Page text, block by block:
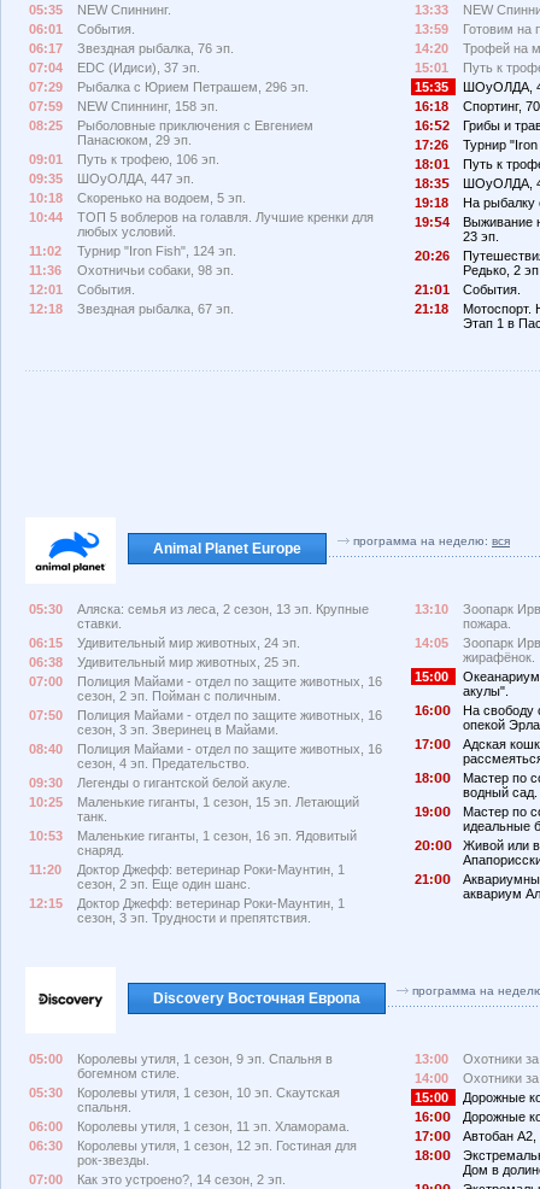
05:35
NEW Спиннинг.
06:01
События.
06:17
Звездная рыбалка, 76 эп.
07:04
EDC (Идиси), 37 эп.
07:29
Рыбалка с Юрием Петрашем, 296 эп.
07:59
NEW Спиннинг, 158 эп.
08:25
Рыболовные приключения с Евгением
Панасюком, 29 эп.
09:01
Путь к трофею, 106 эп.
09:35
ШОуОЛДА, 447 эп.
10:18
Скоренько на водоем, 5 эп.
10:44
ТОП 5 воблеров на голавля. Лучшие кренки для
любых условий.
11:02
Турнир "Iron Fish", 124 эп.
11:36
Охотничьи собаки, 98 эп.
12:01
События.
12:18
Звездная рыбалка, 67 эп.
13:33
NEW
13:59
Готовим на
14:20
Трофей на
15:01
Путь к
15:35
ШОуОЛДА,
16:18
Спортинг,
16:
2
Грибы и
17:26
Турнир
18:
1
Путь к
18:3
ШОуОЛДА,
19:18
На рыбалку
19:
4
Выживание
23 эп.
2
:26
Редько, 2
21:
1
События.
21:18
Мотоспорт.
Этап 1 в
Animal Planet Europe программа на неделю: вся
05:30
Аляска: семья из леса, 2 сезон, 13 эп. Крупные
ставки.
06:15
Удивительный мир животных, 24 эп.
06:38
Удивительный мир животных, 25 эп.
07:00
Полиция Майами - отдел по защите животных, 16
сезон, 2 эп. Пойман с поличным.
07:50
Полиция Майами - отдел по защите животных, 16
сезон, 3 эп. Зверинец в Майами.
08:40
Полиция Майами - отдел по защите животных, 16
сезон, 4 эп. Предательство.
09:30
Легенды о гигантской белой акуле.
10:25
Маленькие гиганты, 1 сезон, 15 эп. Летающий
танк.
10:53
Маленькие гиганты, 1 сезон, 16 эп. Ядовитый
снаряд.
11:20
Доктор Джефф: ветеринар Роки-Маунтин, 1
сезон, 2 эп. Еще один шанс.
12:15
Доктор Джефф: ветеринар Роки-Маунтин, 1
сезон, 3 эп. Трудности и препятствия.
13:10
Зоопарк
пожара.
14:05
Зоопарк
жирафёнок.
15:00
акулы".
16:
На свободу
опекой
17:
Адская
18:
Мастер по
водный сад.
19:
Мастер по
идеальные
2
:
Живой или
21:
аквариум
Discovery Восточная Европа программа на
05:00
Королевы утиля, 1 сезон, 9 эп. Спальня в
богемном стиле.
05:30
Королевы утиля, 1 сезон, 10 эп. Скаутская
спальня.
06:00
Королевы утиля, 1 сезон, 11 эп. Хламорама.
06:30
Королевы утиля, 1 сезон, 12 эп. Гостиная для
рок-звезды.
07:00
Как это устроено?, 14 сезон, 2 эп.
13:00
Охотники
14:00
Охотники
15:00
Дорожные
16:
Дорожные
17:
Автобан А2,
18:
Дом в